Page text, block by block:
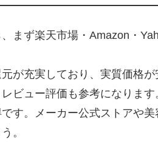
まず楽天市場・Amazon・
が充実しており、実質価格
ビュー評価も参考になりま
す。メーカー公式ストアや
。